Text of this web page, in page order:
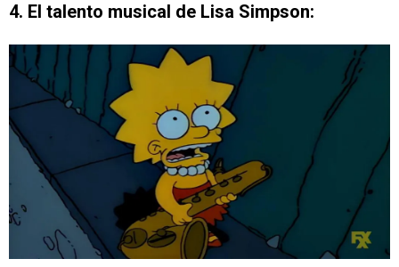
4. El talento musical de Lisa Simpson: